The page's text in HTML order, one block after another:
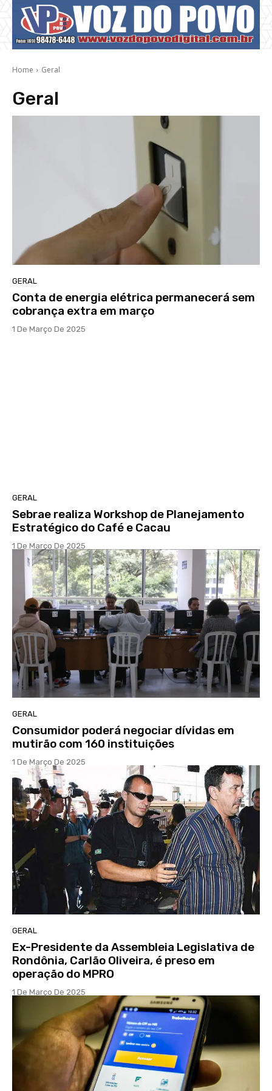
Home Geral
Geral
GERAL
Conta de energia elétrica permanecerá sem
cobrança extra em março
1 De Março De 2025
GERAL
Sebrae realiza Workshop de Planejamento
Estratégico do Café e Cacau
1 De Março De 2025
GERAL
Consumidor poderá negociar dívidas em
mutirão com 160 instituições
1 De Março De 2025
GERAL
Ex-Presidente da Assembleia Legislativa de
Rondônia, Carlão Oliveira, é preso em
operação do MPRO
1 De Março De 2025